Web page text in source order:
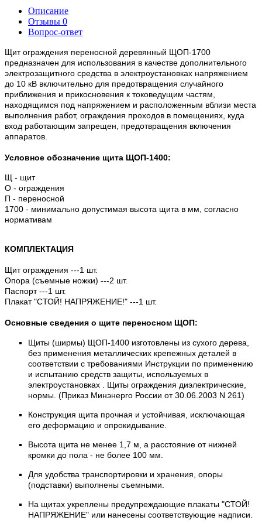
Описание
Отзывы 0
Вопрос-ответ
Щит ограждения переносной деревянный ЩОП-1700
предназначен для использования в качестве дополнительного
электрозащитного средства в электроустановках напряжением
до 10 кВ включительно для предотвращения случайного
приближения и прикосновения к токоведущим частям,
находящимся под напряжением и расположенным вблизи места
выполнения работ, ограждения проходов в помещениях, куда
вход работающим запрещен, предотвращения включения
аппаратов.
Условное обозначение щита ЩОП-1400:
Щ - щит
О - ограждения
П - переносной
1700 - минимально допустимая высота щита в мм, согласно
нормативам
КОМПЛЕКТАЦИЯ
Щит ограждения ---1 шт.
Опора (съемные ножки) ---2 шт.
Паспорт ---1 шт.
Плакат "СТОЙ! НАПРЯЖЕНИЕ!" ---1 шт.
Основные сведения о щите переносном ЩОП:
Щиты (ширмы) ЩОП-1400 изготовлены из сухого дерева,
без применения металлических крепежных деталей в
соответствии с требованиями Инструкции по применению
и испытанию средств защиты, используемых в
электроустановках . Щиты ограждения диэлектрические,
нормы. (Приказ Минэнерго России от 30.06.2003 N 261)
Конструкция щита прочная и устойчивая, исключающая
его деформацию и опрокидывание.
Высота щита не менее 1,7 м, а расстояние от нижней
кромки до пола - не более 100 мм.
Для удобства транспортировки и хранения, опоры
(подставки) выполнены съемными.
На щитах укреплены предупреждающие плакаты "СТОЙ!
НАПРЯЖЕНИЕ" или нанесены соответствующие надписи.